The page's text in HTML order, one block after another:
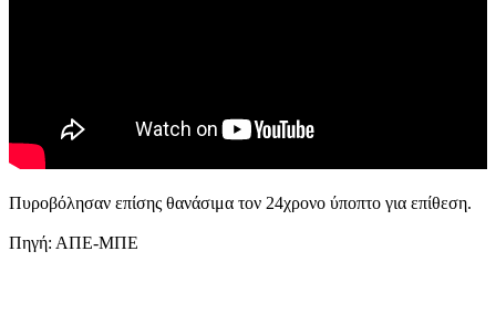
Πυροβόλησαν επίσης θανάσιμα τον 24χρονο ύποπτο για επίθεση.
Πηγή: ΑΠΕ-ΜΠΕ